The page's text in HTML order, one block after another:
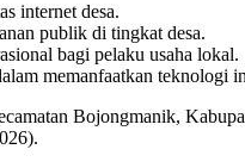
internet desa.
publik di tingkat desa.
bagi pelaku usaha lokal.
memanfaatkan teknologi
Bojongmanik,